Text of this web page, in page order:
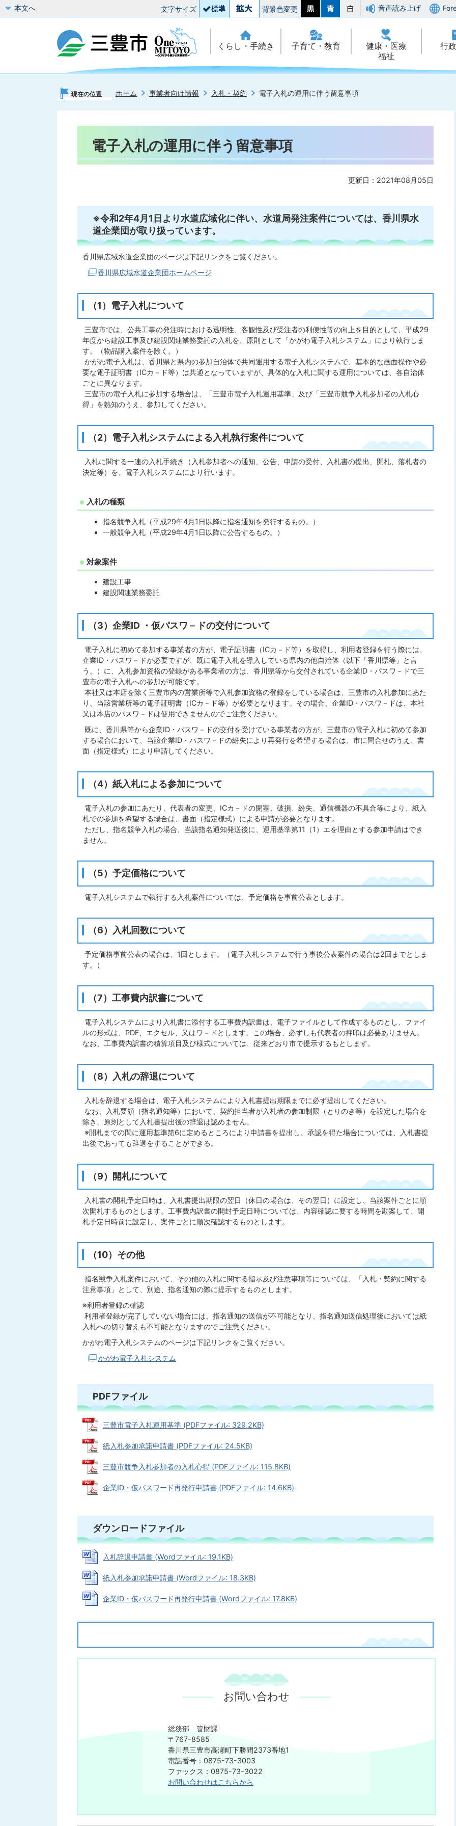
本文へ 文字サイズ 背景色変更 音声読み上げ
くらし・手続き 子育て・教育
健康・医療
福祉
行
現在の位置 ホーム 事業者向け情報 入札・契約 電子入札の運用に伴う留意事項
電子入札の運用に伴う留意事項
更新日：2021年08月05日
※令和2年4月1日より水道広域化に伴い、水道局発注案件については、香川県水
道企業団が取り扱っています。
香川県広域水道企業団のページは下記リンクをご覧ください。
香川県広域水道企業団ホームページ
（1）電子入札について
三豊市では、公共工事の発注時における透明性、客観性及び受注者の利便性等の向上を目的として、平成29
年度から建設工事及び建設関連業務委託の入札を、原則として「かがわ電子入札システム」により執行しま
す。（物品購入案件を除く。）
かがわ電子入札は、香川県と県内の参加自治体で共同運用する電子入札システムで、基本的な画面操作や必
要な電子証明書（ICカ－ド等）は共通となっていますが、具体的な入札に関する運用については、各自治体
ごとに異なります。
三豊市の電子入札に参加する場合は、「三豊市電子入札運用基準」及び「三豊市競争入札参加者の入札心
得」を熟知のうえ、参加してください。
（2）電子入札システムによる入札執行案件について
入札に関する一連の入札手続き（入札参加者への通知、公告、申請の受付、入札書の提出、開札、落札者の
決定等）を、電子入札システムにより行います。
入札の種類
指名競争入札（平成29年4月1日以降に指名通知を発行するもの。）
一般競争入札（平成29年4月1日以降に公告するもの。）
対象案件
建設工事
建設関連業務委託
（3）企業ID ・仮パスワ－ドの交付について
電子入札に初めて参加する事業者の方が、電子証明書（ICカ－ド等）を取得し、利用者登録を行う際には、
企業ID・パスワ－ドが必要ですが、既に電子入札を導入している県内の他自治体（以下「香川県等」と言
う。）に、入札参加資格の登録がある事業者の方は、香川県等から交付されている企業ID・パスワ－ドで三
豊市の電子入札への参加が可能です。
本社又は本店を除く三豊市内の営業所等で入札参加資格の登録をしている場合は、三豊市の入札参加にあた
り、当該営業所等の電子証明書（ICカ－ド等）が必要となります。その場合、企業ID・パスワ－ドは、本社
又は本店のパスワ－ドは使用できませんのでご注意ください。
既に、香川県等から企業ID・パスワ－ドの交付を受けている事業者の方が、三豊市の電子入札に初めて参加
する場合において、当該企業ID・パスワ－ドの紛失により再発行を希望する場合は、市に問合せのうえ、書
面（指定様式）により申請してください。
（4）紙入札による参加について
電子入札の参加にあたり、代表者の変更、ICカ－ドの閉塞、破損、紛失、通信機器の不具合等により、紙入
札での参加を希望する場合は、書面（指定様式）による申請が必要となります。
ただし、指名競争入札の場合、当該指名通知発送後に、運用基準第11（1）エを理由とする参加申請はでき
ません。
（5）予定価格について
電子入札システムで執行する入札案件については、予定価格を事前公表とします。
（6）入札回数について
予定価格事前公表の場合は、1回とします。（電子入札システムで行う事後公表案件の場合は2回までとしま
す。）
（7）工事費内訳書について
電子入札システムにより入札書に添付する工事費内訳書は、電子ファイルとして作成するものとし、ファイ
ルの形式は、PDF、エクセル、又はワ－ドとします。この場合、必ずしも代表者の押印は必要ありません。
なお、工事費内訳書の積算項目及び様式については、従来どおり市で提示するもとします。
（8）入札の辞退について
入札を辞退する場合は、電子入札システムにより入札書提出期限までに必ず提出してください。
なお、入札要領（指名通知等）において、契約担当者が入札者の参加制限（とりのき等）を設定した場合を
除き、原則として入札書提出後の辞退は認めません。
※開札までの間に運用基準第6に定めるところにより申請書を提出し、承認を得た場合については、入札書提
出後であっても辞退をすることができる。
（9）開札について
入札書の開札予定日時は、入札書提出期限の翌日（休日の場合は、その翌日）に設定し、当該案件ごとに順
次開札するものとします。工事費内訳書の開封予定日時については、内容確認に要する時間を勘案して、開
札予定日時前に設定し、案件ごとに順次確認するものとします。
（10）その他
指名競争入札案件において、その他の入札に関する指示及び注意事項等については、「入札・契約に関する
注意事項」として、別途、指名通知の際に提示するものとします。
※利用者登録の確認
利用者登録が完了していない場合には、指名通知の送信が不可能となり、指名通知送信処理後においては紙
入札への切り替えも不可能となりますのでご注意ください。
かがわ電子入札システムのページは下記リンクをご覧ください。
かがわ電子入札システム
PDFファイル
三豊市電子入札運用基準 (PDFファイル: 329.2KB)
紙入札参加承諾申請書 (PDFファイル: 24.5KB)
三豊市競争入札参加者の入札心得 (PDFファイル: 115.8KB)
企業ID・仮パスワード再発行申請書 (PDFファイル: 14.6KB)
ダウンロードファイル
入札辞退申請書 (Wordファイル: 19.1KB)
紙入札参加承諾申請書 (Wordファイル: 18.3KB)
企業ID・仮パスワード再発行申請書 (Wordファイル: 17.8KB)
お問い合わせ
総務部 管財課
〒767-8585
香川県三豊市高瀬町下勝間2373番地1
電話番号：0875-73-3003
ファックス：0875-73-3022
お問い合わせはこちらから